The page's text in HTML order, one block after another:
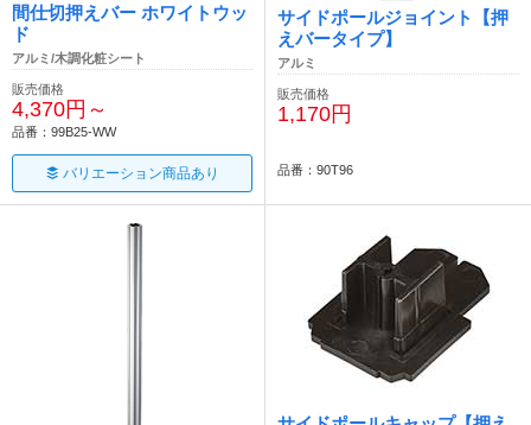
間仕切押えバー ホワイトウッ
ド
アルミ/木調化粧シート
販売価格
4,370円～
品番：99B25-WW
バリエーション商品あり
サイドポールジョイント【押
えバータイプ】
アルミ
販売価格
1,170円
品番：90T96